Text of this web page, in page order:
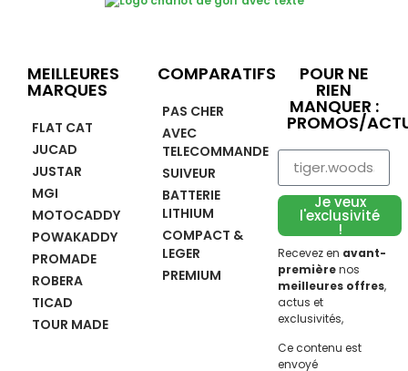
MEILLEURES
MARQUES
FLAT CAT
JUCAD
JUSTAR
MGI
MOTOCADDY
POWAKADDY
PROMADE
ROBERA
TICAD
TOUR MADE
COMPARATIFS
PAS CHER
AVEC
TELECOMMANDE
SUIVEUR
BATTERIE
LITHIUM
COMPACT &
LEGER
PREMIUM
POUR NE
RIEN
MANQUER :
PROMOS/
Je veux
l'exclusivité
!
Recevez en avant-
premièrenos
meilleures offres,
actus et
exclusivités,
Ce contenu est
envoyé